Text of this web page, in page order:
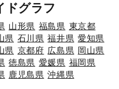
ドグラフ
山形県 福島県 東京都
県 石川県 福井県 愛知県
県 京都府 広島県 岡山県
徳島県 愛媛県 福岡県
鹿児島県 沖縄県